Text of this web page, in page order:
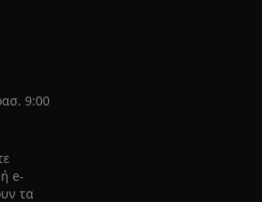
9:00
e-
τα